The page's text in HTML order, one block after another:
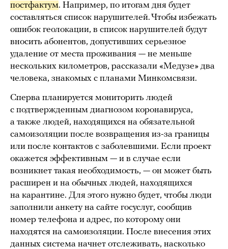
постфактум. Например, по итогам дня будет
составляться список нарушителей. Чтобы избежать
ошибок геолокации, в список нарушителей будут
вносить абонентов, допустивших серьезное
удаление от места проживания — не меньше
нескольких километров, рассказали «Медузе» два
человека, знакомых с планами Минкомсвязи.
Сперва планируется мониторить людей
с подтвержденным диагнозом коронавируса,
а также людей, находящихся на обязательной
самоизоляции после возвращения из-за границы
или после контактов с заболевшими. Если проект
окажется эффективным — и в случае если
возникнет такая необходимость, — он может быть
расширен и на обычных людей, находящихся
на карантине. Для этого нужно будет, чтобы люди
заполнили анкету на сайте госуслуг, сообщив
номер телефона и адрес, по которому они
находятся на самоизоляции. После внесения этих
данных система начнет отслеживать, насколько